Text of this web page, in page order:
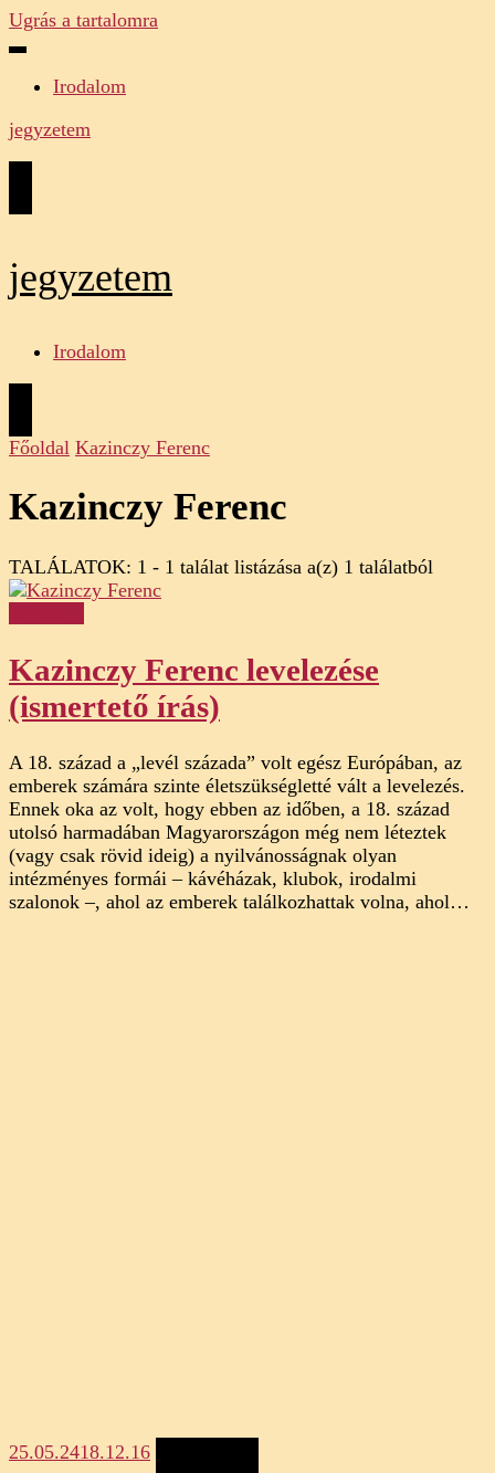
Ugrás a tartalomra
Irodalom
jegyzetem
jegyzetem
Irodalom
Főoldal Kazinczy Ferenc
Kazinczy Ferenc
TALÁLATOK: 1 - 1 találat listázása a(z) 1 találatból
Kazinczy Ferenc levelezése
(ismertető írás)
A 18. század a „levél százada” volt egész Európában, az
emberek számára szinte életszükségletté vált a levelezés.
Ennek oka az volt, hogy ebben az időben, a 18. század
utolsó harmadában Magyarországon még nem léteztek
(vagy csak rövid ideig) a nyilvánosságnak olyan
intézményes formái – kávéházak, klubok, irodalmi
szalonok –, ahol az emberek találkozhattak volna, ahol…
25.05.2418.12.16